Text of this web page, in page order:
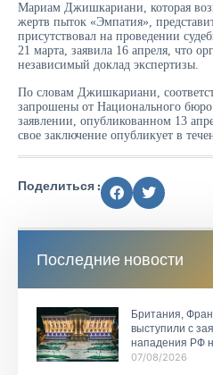
Мариам Джишкариани, которая
жертв пыток «Эмпатия»,
присутствовал на проведении
21 марта, заявила 16 апреля, что
независимый доклад экспертизы.
По словам Джишкариани,
запрошены от Национального
заявлении, опубликованном 13
свое заключение опубликует в
Поделиться :
Последние новости
Британия,
выступили с
нападения РФ
07/08/2026